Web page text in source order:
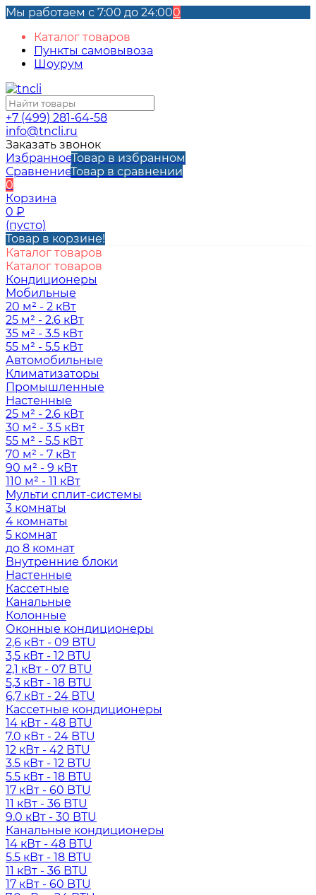
Мы работаем с 7:00 до 24:000
Каталог товаров
Пункты самовывоза
Шоурум
+7 (499) 281-64-58
info@tncli.ru
Заказать звонок
ИзбранноеТовар в избранном
СравнениеТовар в сравнении
0
Корзина
0 ₽
(пусто)
Товар в корзине!
Каталог товаров
Каталог товаров
Кондиционеры
Мобильные
20 м² - 2 кВт
25 м² - 2.6 кВт
35 м² - 3.5 кВт
55 м² - 5.5 кВт
Автомобильные
Климатизаторы
Промышленные
Настенные
25 м² - 2.6 кВт
30 м² - 3.5 кВт
55 м² - 5.5 кВт
70 м² - 7 кВт
90 м² - 9 кВт
110 м² - 11 кВт
Мульти сплит-системы
3 комнаты
4 комнаты
5 комнат
до 8 комнат
Внутренние блоки
Настенные
Кассетные
Канальные
Колонные
Оконные кондиционеры
2,6 кВт - 09 BTU
3,5 кВт - 12 BTU
2,1 кВт - 07 BTU
5,3 кВт - 18 BTU
6,7 кВт - 24 BTU
Кассетные кондиционеры
14 кВт - 48 BTU
7.0 кВт - 24 BTU
12 кВт - 42 BTU
3.5 кВт - 12 BTU
5.5 кВт - 18 BTU
17 кВт - 60 BTU
11 кВт - 36 BTU
9.0 кВт - 30 BTU
Канальные кондиционеры
14 кВт - 48 BTU
5.5 кВт - 18 BTU
11 кВт - 36 BTU
17 кВт - 60 BTU